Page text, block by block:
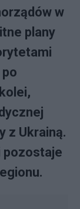
w
plany
z Ukrainą.
pozostaje